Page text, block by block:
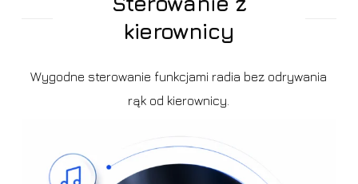
kierownicy
Wygodne sterowanie funkcjami radia bez odrywania
rąk od kierownicy.